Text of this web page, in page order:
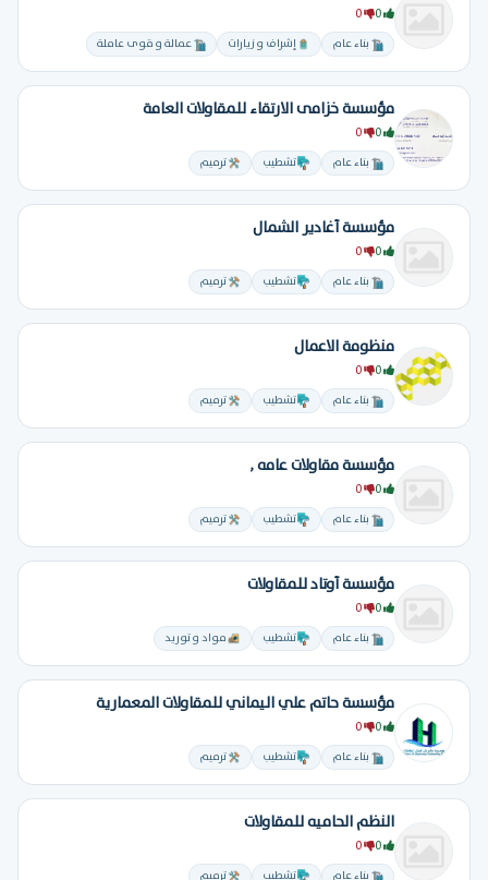
بناء عام إشراف و زيارات عمالة و قوى عاملة
مؤسسة خزامى الارتقاء للمقاولات العامة
بناء عام تشطيب ترميم
مؤسسة أغادير الشمال
بناء عام تشطيب ترميم
منظومة الاعمال
بناء عام تشطيب ترميم
مؤسسة مقاولات عامه ,
بناء عام تشطيب ترميم
مؤسسة أوتاد للمقاولات
بناء عام تشطيب مواد و توريد
مؤسسة حاتم علي اليماني للمقاولات المعمارية
بناء عام تشطيب ترميم
النظم الحاميه للمقاولات
بناء عام تشطيب ترميم